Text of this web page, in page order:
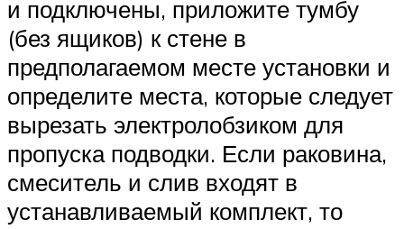
и подключены, приложите тумбу
(без ящиков) к стене в
предполагаемом месте установки и
определите места, которые следует
вырезать электролобзиком для
пропуска подводки. Если раковина,
смеситель и слив входят в
устанавливаемый комплект, то